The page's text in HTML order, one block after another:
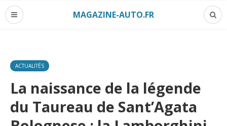
MAGAZINE-AUTO.FR
ACTUALITÉS
La naissance de la légende
du Taureau de Sant’Agata